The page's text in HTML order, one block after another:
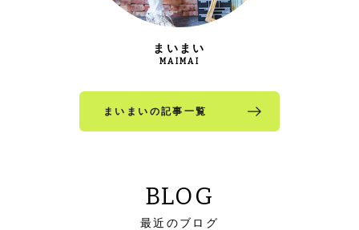
まいまい
MAIMAI
まいまいの記事一覧
BLOG
最近のブログ